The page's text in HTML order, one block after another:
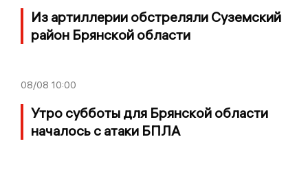
Из артиллерии обстреляли Суземский
район Брянской области
08/08 10:00
Утро субботы для Брянской области
началось с атаки БПЛА